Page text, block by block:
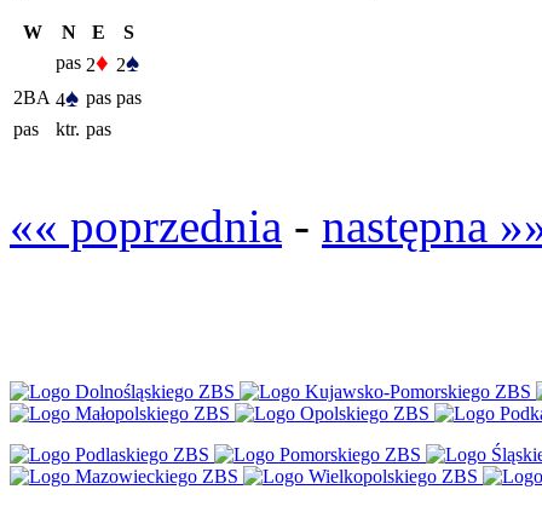
W N E
S
pas 2♦ 2♠
2BA 4♠ pas pas
pas
ktr. pas
«« poprzednia - następna